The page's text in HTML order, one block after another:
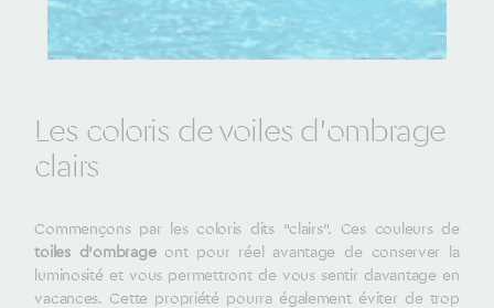
Les coloris de voiles d’ombrage
clairs
Commençons par les coloris dits “clairs”. Ces couleurs de
toiles d’ombrageont pour réel avantage de conserver la
luminosité et vous permettront de vous sentir davantage en
vacances. Cette propriété pourra également éviter de trop